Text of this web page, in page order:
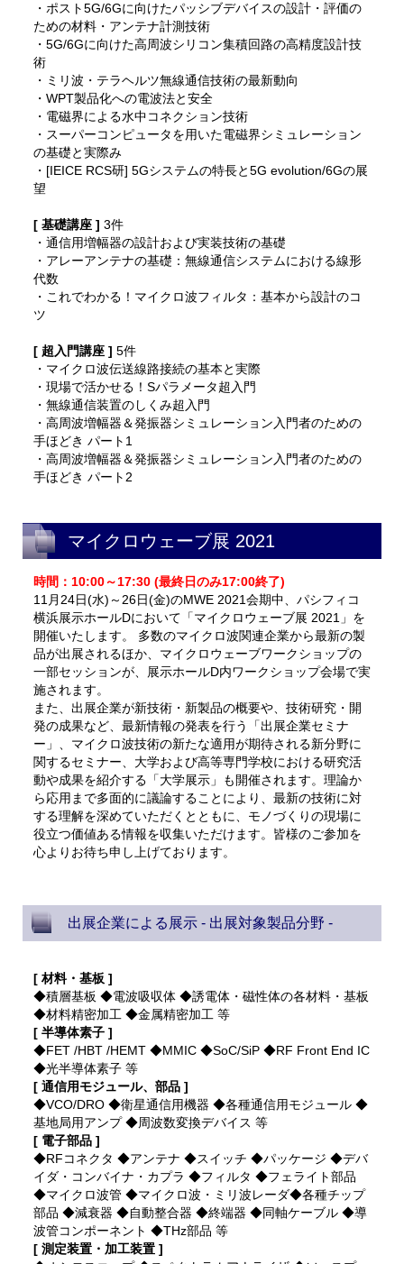
・ポスト5G/6Gに向けたパッシブデバイスの設計・評価の
ための材料・アンテナ計測技術
・5G/6Gに向けた高周波シリコン集積回路の高精度設計技
術
・ミリ波・テラヘルツ無線通信技術の最新動向
・WPT製品化への電波法と安全
・電磁界による水中コネクション技術
・スーパーコンピュータを用いた電磁界シミュレーション
の基礎と実際み
・[IEICE RCS研] 5Gシステムの特長と5G evolution/6Gの展
望
[ 基礎講座 ] 3件
・通信用増幅器の設計および実装技術の基礎
・アレーアンテナの基礎：無線通信システムにおける線形
代数
・これでわかる！マイクロ波フィルタ：基本から設計のコ
ツ
[ 超入門講座 ] 5件
・マイクロ波伝送線路接続の基本と実際
・現場で活かせる！Sパラメータ超入門
・無線通信装置のしくみ超入門
・高周波増幅器＆発振器シミュレーション入門者のための
手ほどき パート1
・高周波増幅器＆発振器シミュレーション入門者のための
手ほどき パート2
マイクロウェーブ展 2021
時間：10:00～17:30 (最終日のみ17:00終了)
11月24日(水)～26日(金)のMWE 2021会期中、パシフィコ
横浜展示ホールDにおいて「マイクロウェーブ展 2021」を
開催いたします。 多数のマイクロ波関連企業から最新の製
品が出展されるほか、マイクロウェーブワークショップの
一部セッションが、展示ホールD内ワークショップ会場で実
施されます。
また、出展企業が新技術・新製品の概要や、技術研究・開
発の成果など、最新情報の発表を行う「出展企業セミナ
ー」、マイクロ波技術の新たな適用が期待される新分野に
関するセミナー、大学および高等専門学校における研究活
動や成果を紹介する「大学展示」も開催されます。理論か
ら応用まで多面的に議論することにより、最新の技術に対
する理解を深めていただくとともに、モノづくりの現場に
役立つ価値ある情報を収集いただけます。皆様のご参加を
心よりお待ち申し上げております。
出展企業による展示 - 出展対象製品分野 -
[ 材料・基板 ]
◆積層基板 ◆電波吸収体 ◆誘電体・磁性体の各材料・基板
◆材料精密加工 ◆金属精密加工 等
[ 半導体素子 ]
◆FET /HBT /HEMT ◆MMIC ◆SoC/SiP ◆RF Front End IC
◆光半導体素子 等
[ 通信用モジュール、部品 ]
◆VCO/DRO ◆衛星通信用機器 ◆各種通信用モジュール ◆
基地局用アンプ ◆周波数変換デバイス 等
[ 電子部品 ]
◆RFコネクタ ◆アンテナ ◆スイッチ ◆パッケージ ◆デバ
イダ・コンバイナ・カプラ ◆フィルタ ◆フェライト部品
◆マイクロ波管 ◆マイクロ波・ミリ波レーダ◆各種チップ
部品 ◆減衰器 ◆自動整合器 ◆終端器 ◆同軸ケーブル ◆導
波管コンポーネント ◆THz部品 等
[ 測定装置・加工装置 ]